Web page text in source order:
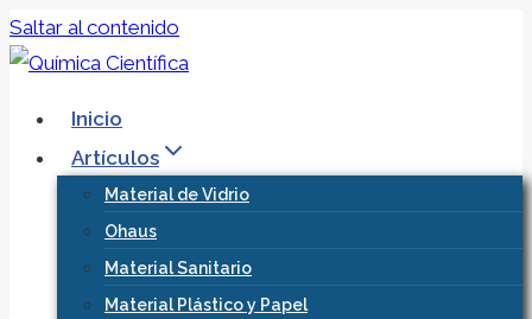
Saltar al contenido
Inicio
Artículos
Material de Vidrio
Ohaus
Material Sanitario
Material Plástico y Papel